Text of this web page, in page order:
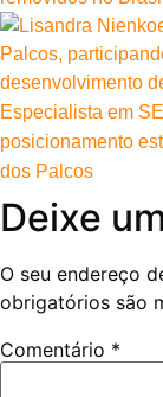
Especialista em
posicionamento
dos Palcos
Deixe
O seu endereço
obrigatórios são
Comentário *